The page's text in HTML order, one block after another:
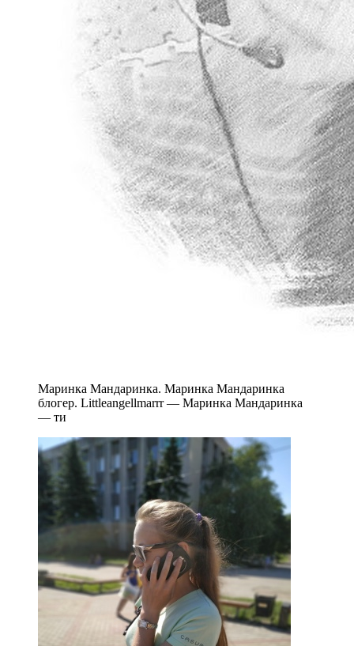
Маринка Мандаринка. Маринка Мандаринка
блогер. Littleangellmarrr — Маринка Мандаринка
— ти